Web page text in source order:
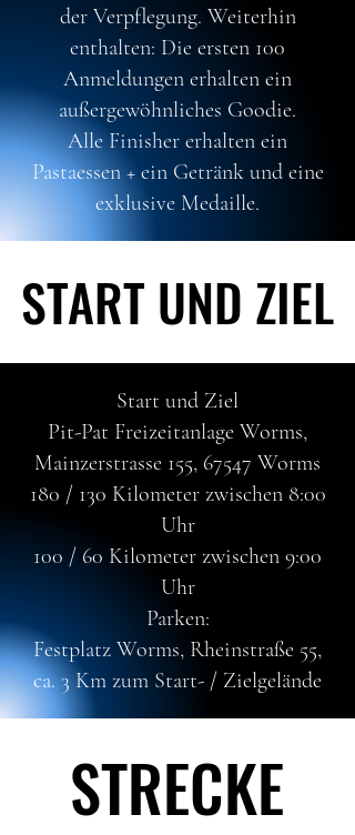
der Verpflegung. Weiterhin
enthalten: Die ersten 100
Anmeldungen erhalten ein
außergewöhnliches Goodie.
Alle Finisher erhalten ein
Pastaessen + ein Getränk und eine
exklusive Medaille.
START UND ZIEL
START UND ZIEL
Start und Ziel
Pit-Pat Freizeitanlage Worms,
Mainzerstrasse 155, 67547 Worms
180 / 130 Kilometer zwischen 8:00
Uhr
100 / 60 Kilometer zwischen 9:00
Uhr
Parken:
Festplatz Worms, Rheinstraße 55,
ca. 3 Km zum Start- / Zielgelände
STRECKE
STRECKE